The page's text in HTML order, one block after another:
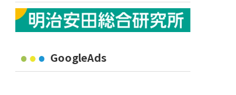
GoogleAds